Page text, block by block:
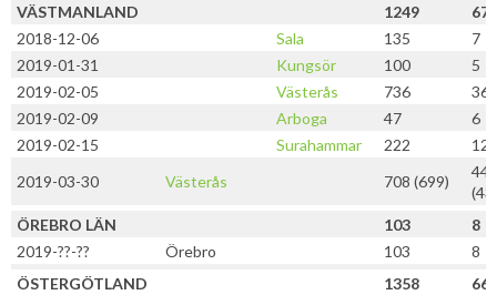
VÄSTMANLAND
1249
67
2018-12-06
Sala 135
7
2019-01-31
Kungsör 100
5
2019-02-05
Västerås 736
36
2019-02-09
Arboga 47
6
2019-02-15
Surahammar 222
12
2019-03-30
Västerås 708 (699)
44
(43)
ÖREBRO LÄN
103
8
2019-??-??
Örebro 103
8
ÖSTERGÖTLAND
1358
66